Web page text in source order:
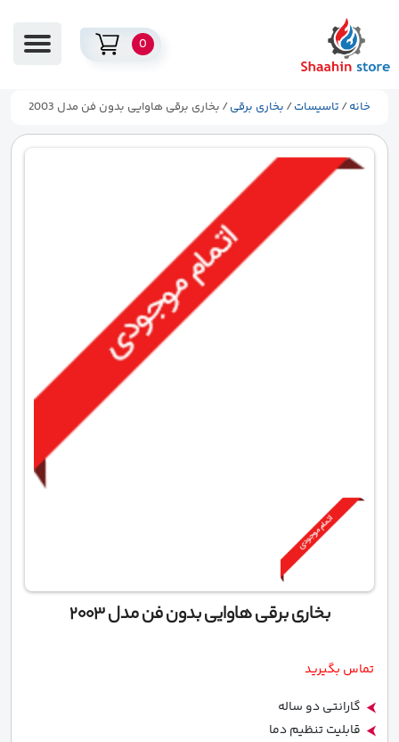
0
خانه/ تاسیسات/ بخاری برقی/ بخاری برقی هاوایی بدون فن مدل 2003
بخاری برقی هاوایی بدون فن مدل 2003
تماس بگیرید
گارانتی دو ساله
قابلیت تنظیم دما